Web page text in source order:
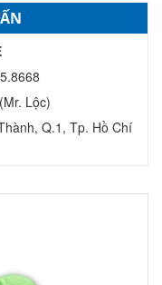
Lộc)
Q.1, Tp. Hồ Chí